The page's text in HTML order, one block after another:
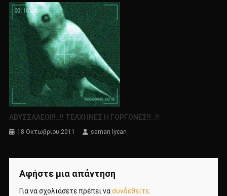
ΑΒΥΣΣΑΛΕΟΙ!!::!! ΤΕΛΧΗΝΕΣ Η ΓΟΡΓΟΝΕΣ!!::!!
18 Οκτωβρίου 2011 saman lycan
Αφήστε μια απάντηση
Για να σχολιάσετε πρέπει νασυνδεθείτε.